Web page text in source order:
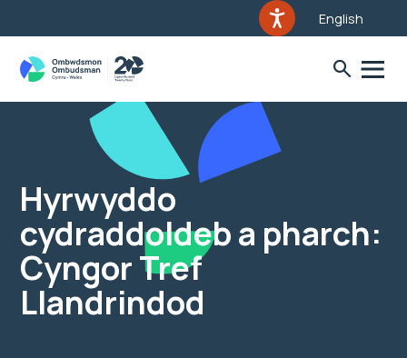
English
Hyrwyddo
cydraddoldeb a pharch:
Cyngor Tref
Llandrindod